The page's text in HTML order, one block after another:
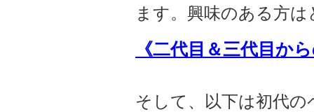
ます。興味のある方
《二代目＆三代目か
そして、以下は初代